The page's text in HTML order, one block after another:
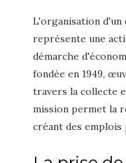
L'organisation d'un
représente une
démarche
fondée en 1949,
travers la collecte
mission permet la
créant des